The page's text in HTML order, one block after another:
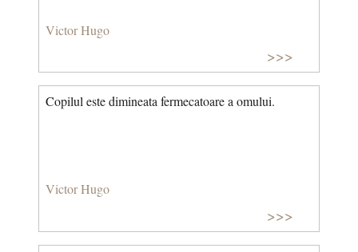
Victor Hugo
>>>
Copilul este dimineata fermecatoare a omului.
Victor Hugo
>>>